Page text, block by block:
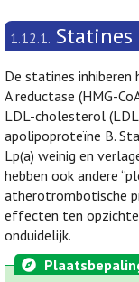
1.12.1. Statines
De statines
A reductase (HMG-
LDL-cholesterol
apolipoproteïne B.
Lp(a) weinig en
hebben ook andere
atherotrombotische
effecten ten
onduidelijk.